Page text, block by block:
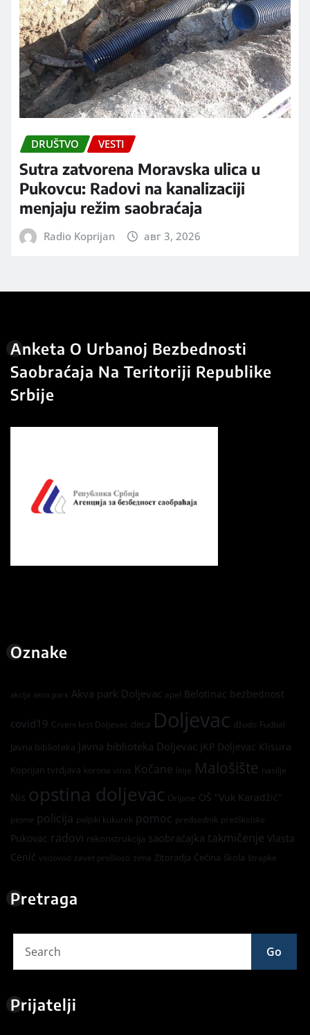
DRUŠTVO VESTI
Sutra zatvorena Moravska ulica u
Pukovcu: Radovi na kanalizaciji
menjaju režim saobraćaja
Radio Koprijan авг 3, 2026
Anketa O Urbanoj Bezbednosti
Saobraćaja Na Teritoriji Republike
Srbije
Oznake
akcija akva park Akva park Doljevac apel Belotinac bezbednost
covid19 Crveni krst Doljevac deca Doljevac džudo Fudbal
Javna biblioteka Javna biblioteka Doljevac JKP Doljevac Klisura
Koprijan tvrdjava korona virus Kočane litije Malošište nasilje
Nis opstina doljevac Orljane OŠ "Vuk Karadžić"
pesme policija poljski kukurek pomoc predsednik predškolsko
Pukovac radovi rekonstrukcija saobraćajka takmičenje Vlasta
Cenić vodovod zavet prošlosti zima Zitoradja Čečina škola štrapke
Pretraga
Go
Prijatelji